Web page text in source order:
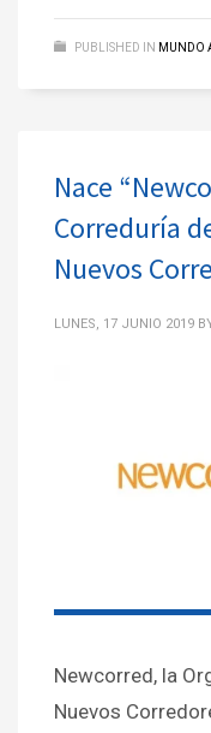
PUBLISHED IN MUNDO
Nace
Correduría
Nuevos
LUNES, 17 JUNIO 2019
Newcorred, la
Nuevos